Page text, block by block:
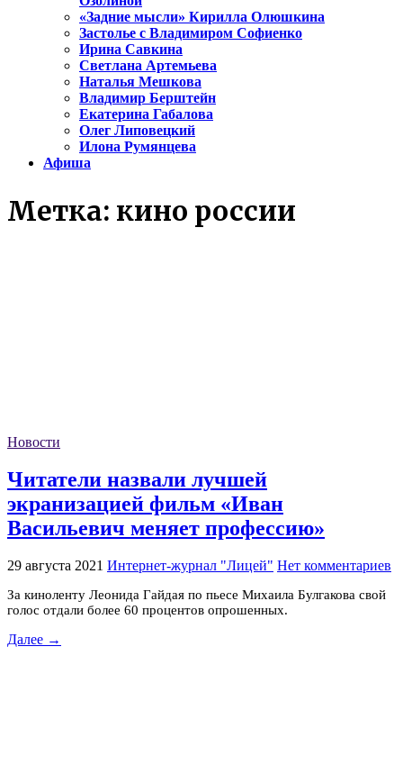
«Задние мысли» Кирилла Олюшкина
Застолье с Владимиром Софиенко
Ирина Савкина
Светлана Артемьева
Наталья Мешкова
Владимир Берштейн
Екатерина Габалова
Олег Липовецкий
Илона Румянцева
Афиша
Метка: кино россии
Новости
Читатели назвали лучшей
экранизацией фильм «Иван
Васильевич меняет профессию»
29 августа 2021 Интернет-журнал "Лицей" Нет комментариев
За киноленту Леонида Гайдая по пьесе Михаила Булгакова свой
голос отдали более 60 процентов опрошенных.
Далее →